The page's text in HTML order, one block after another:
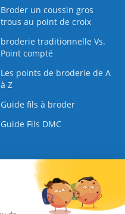
Broder un coussin gros
trous au point de croix
broderie traditionnelle Vs.
Point compté
Les points de broderie de A
à Z
Guide fils à broder
Guide Fils DMC
Nous contacter |